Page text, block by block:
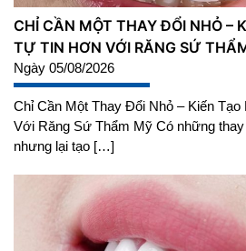
CHỈ CẦN MỘT THAY ĐỔI NHỎ –
TỰ TIN HƠN VỚI RĂNG SỨ
Ngày 05/08/2026
Chỉ Cần Một Thay Đổi Nhỏ – Kiến
Với Răng Sứ Thẩm Mỹ Có những
nhưng lại tạo […]